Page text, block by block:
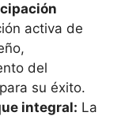
activa de
del
su éxito.
integral: La